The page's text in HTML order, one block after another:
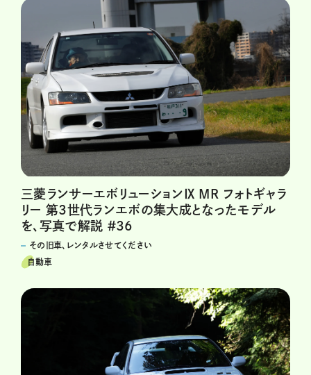
三菱ランサーエボリューションⅨ MR フォトギャラ
リー 第3世代ランエボの集大成となったモデル
を、写真で解説 ＃36
その旧車、レンタルさせてください
自動車